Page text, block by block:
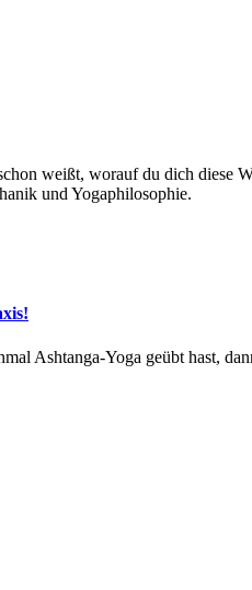
weißt, worauf du dich
und Yogaphilosophie.
Yoga geübt hast,